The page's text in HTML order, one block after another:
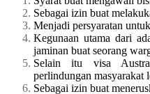
Sebagai izin buat
Menjadi persyaratan
Kegunaan utama dari
jaminan buat seorang
Selain itu visa
perlindungan masyarakat
Sebagai izin buat